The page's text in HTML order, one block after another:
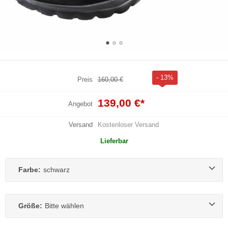
Preis 160,00 € - 13%
Angebot 139,00 €*
Versand Kostenloser Versand
Lieferbar
Farbe: schwarz
Größe: Bitte wählen